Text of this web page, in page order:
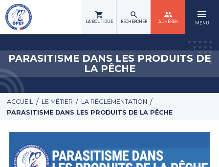
shopping_cart
LA BOUTIQUE
search
RECHERCHER
group
ADHÉRER
menu
MENU
PARASITISME DANS LES PRODUITS DE
LA PÊCHE
ACCUEIL / LE MÉTIER / LA RÉGLEMENTATION /
PARASITISME DANS LES PRODUITS DE LA PÊCHE